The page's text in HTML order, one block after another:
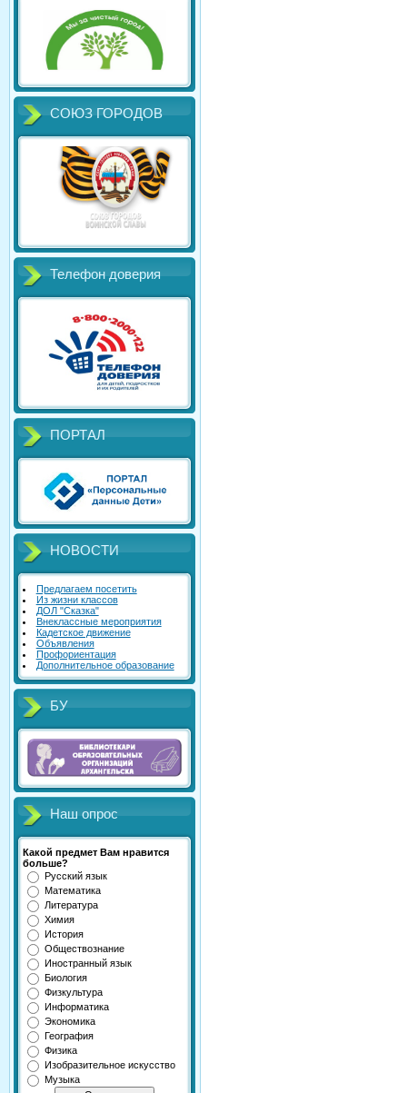
СОЮЗ ГОРОДОВ
Телефон доверия
ПОРТАЛ
НОВОСТИ
Предлагаем посетить
Из жизни классов
ДОЛ "Сказка"
Внеклассные мероприятия
Кадетское движение
Объявления
Профориентация
Дополнительное образование
БУ
Наш опрос
Какой предмет Вам нравится
больше?
Русский язык
Математика
Литература
Химия
История
Обществознание
Иностранный язык
Биология
Физкультура
Информатика
Экономика
География
Физика
Изобразительное искусство
Музыка